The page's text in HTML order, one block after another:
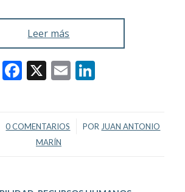
Leer más
Facebook
X EmailLinkedIn
0 COMENTARIOS
/ POR JUAN ANTONIO
MARÍN